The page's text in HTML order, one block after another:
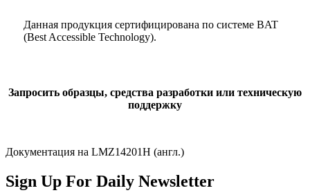
Данная продукция сертифицирована по системе BAT
(Best Accessible Technology).
Запросить образцы, средства разработки или техническую
поддержку
Документация на LMZ14201H (англ.)
Sign Up For Daily Newsletter